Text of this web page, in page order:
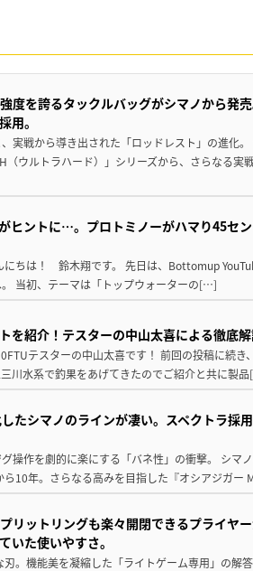
度を誇るタックルバッグがシマノから発
用。
実戦から導き出された「ロッドレスト」の進化
ウルトラハード）」シリーズから、さらなる実
ヒントに…。プロトミノーがハマり45セ
にちは！ 鈴木翔です。 先日は、Bottomup
。 当初、テーマは「トップウォーターの[…]
を紹介！テスターの中山太喜による徹底解
テスターの中山太喜です！ 前回の投稿に続き
川水系で釣果をあげてきたのでご紹介と共に製
たシマノのラインが凄い。スペクトラ採
操作を劇的に楽にする「バネ性」の衝撃。 シマ
ら10年。さらなる高みを目指した『オシアジガー
リットリングも楽々開閉できるプライヤ
いた使いやすさ。
。機能美を凝縮した「ライトゲーム専用」の解